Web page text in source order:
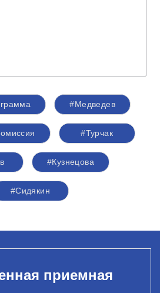
#Медведев
#Турчак
#Кузнецова
#Сидякин
приемная